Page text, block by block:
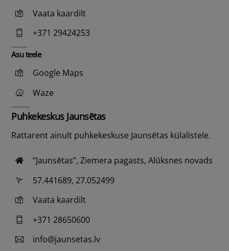
Vaata kaardilt
+371 29424253
Asu teele
Google Maps
Waze
Puhkekeskus Jaunsētas
Rattarent ainult puhkekeskuse Jaunsētas külalistele.
“Jaunsētas”, Ziemera pagasts, Alūksnes novads
57.441689, 27.052499
Vaata kaardilt
+371 28650600
info@jaunsetas.lv